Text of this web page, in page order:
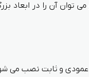
آن را در ابعاد
و ثابت نصب می